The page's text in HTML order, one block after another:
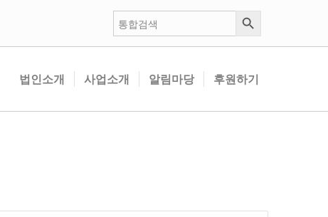
검
색:
검색 버튼
법인소개 사업소개 알림마당 후원하기